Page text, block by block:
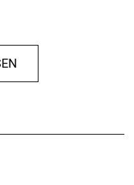
Abrieb und allerlei